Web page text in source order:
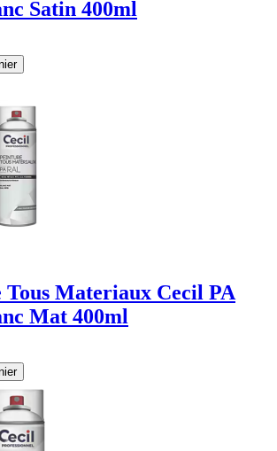
Satin 400ml
Tous Materiaux Cecil PA
Mat 400ml